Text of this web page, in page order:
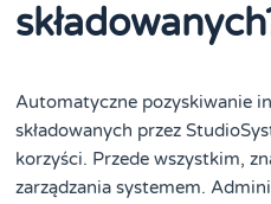
Automatyczne pozyskiwanie
składowanych przez
korzyści. Przede wszystkim,
zarządzania systemem.